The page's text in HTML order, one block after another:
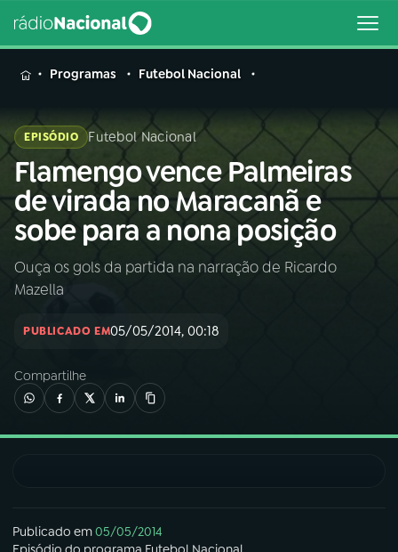
MENU
Buscar
na
Rádio
Nacional
Buscar
AO VIVO
INÍCIO
02A RÁDIO
03PROGRAMAÇÃO
Programas Futebol Nacional
EPISÓDIO Futebol Nacional
Flamengo vence Palmeiras
de virada no Maracanã e
sobe para a nona posição
Ouça os gols da partida na narração de Ricardo
Mazella
PUBLICADO EM05/05/2014, 00:18
Compartilhe
Publicado em05/05/2014